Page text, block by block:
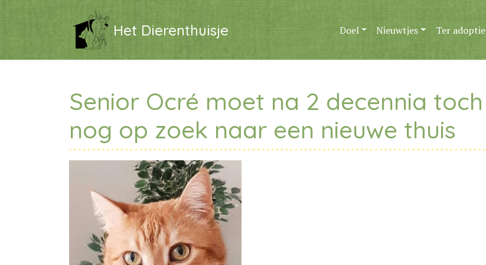
Het Dierenthuisje Doel Nieuwtjes Ter adoptie
Senior Ocré moet na 2 decennia toch
nog op zoek naar een nieuwe thuis